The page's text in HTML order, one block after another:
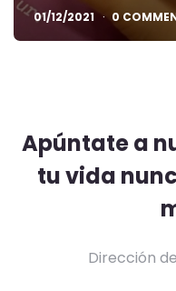
01/12/2021 0
Apúntate a
tu vida
Dirección